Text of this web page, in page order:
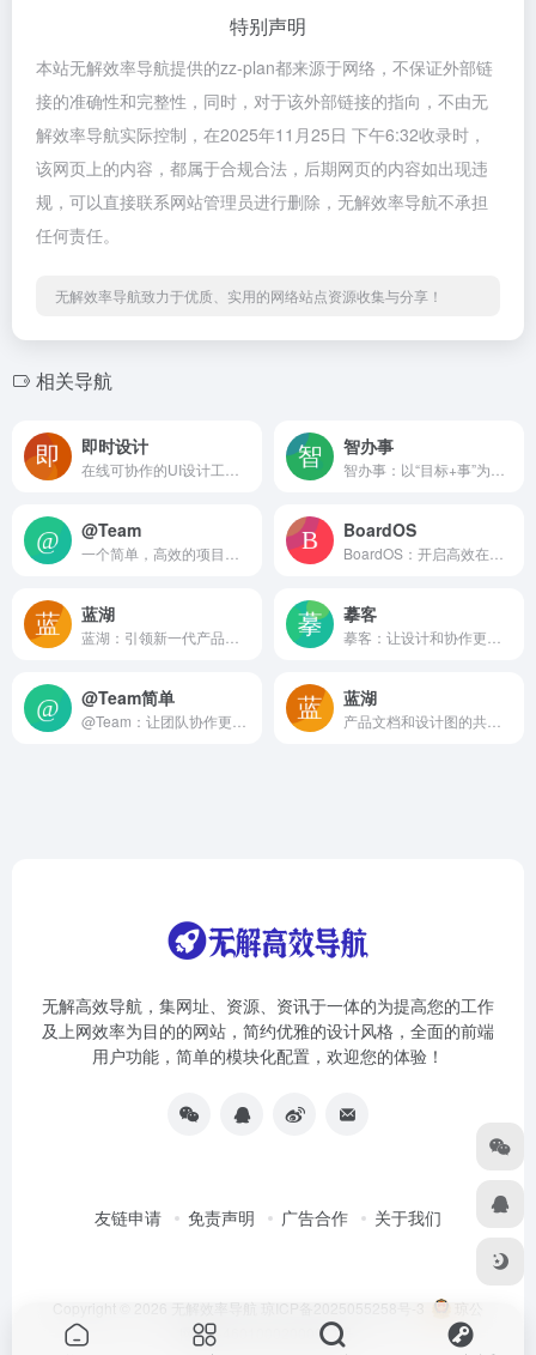
特别声明
本站无解效率导航提供的zz-plan都来源于网络，不保证外部链
接的准确性和完整性，同时，对于该外部链接的指向，不由无
解效率导航实际控制，在2025年11月25日 下午6:32收录时，
该网页上的内容，都属于合规合法，后期网页的内容如出现违
规，可以直接联系网站管理员进行删除，无解效率导航不承担
任何责任。
无解效率导航致力于优质、实用的网络站点资源收集与分享！
相关导航
即时设计 智办事
@Team BoardOS
蓝湖 摹客
@Team简单 蓝湖
无解高效导航，集网址、资源、资讯于一体的为提高您的工作
及上网效率为目的的网站，简约优雅的设计风格，全面的前端
用户功能，简单的模块化配置，欢迎您的体验！
友链申请 免责声明 广告合作 关于我们
Copyright © 2026 无解效率导航 琼ICP备2025055258号-3
琼公
网安备46010002000981号